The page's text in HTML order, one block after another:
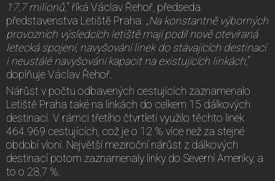
17,7 milionů,“ říká Václav Řehoř, předseda
představenstva Letiště Praha. „Na konstantně výborných
provozních výsledcích letiště mají podíl nově otevíraná
letecká spojení, navyšování linek do stávajících destinací
i neustálé navyšování kapacit na existujících linkách, “
doplňuje Václav Řehoř.
Nárůst v počtu odbavených cestujících zaznamenalo
Letiště Praha také na linkách do celkem 15 dálkových
destinací. V rámci třetího čtvrtletí využilo těchto linek
464.969 cestujících, což je o 12 % více než za stejné
období vloni. Největší meziroční nárůst z dálkových
destinací potom zaznamenaly linky do Severní Ameriky, a
to o 28,7 %.